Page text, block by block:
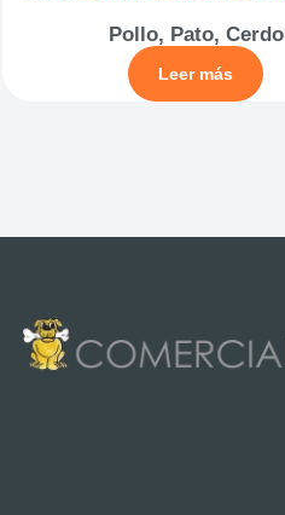
Pollo, Pato, Cerdo
Leer más